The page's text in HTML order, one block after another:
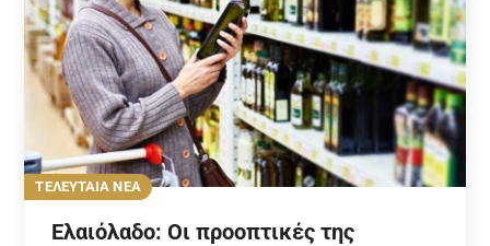
ΤΕΛΕΥΤΑΙΑ ΝΕΑ
Ελαιόλαδο: Οι προοπτικές της